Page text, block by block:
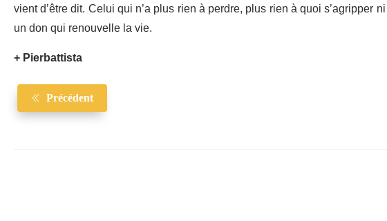
vient d’être dit. Celui qui n’a plus rien à perdre, plus rien à quoi s’agripper
un don qui renouvelle la vie.
+ Pierbattista
Précédent